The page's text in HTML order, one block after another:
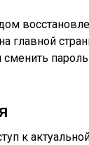
главной
к